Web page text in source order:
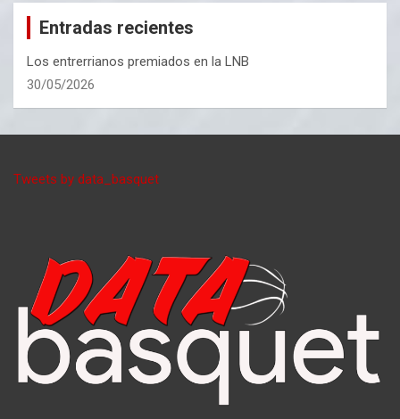
Entradas recientes
Los entrerrianos premiados en la LNB
30/05/2026
Tweets by data_basquet